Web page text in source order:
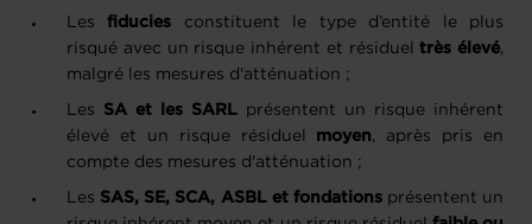
Lesfiducies constituent le type d’entité le plus
risqué avec un risque inhérent et résiduel
très élevé,
malgré les mesures d'atténuation ;
Les SA et les SARL présentent un risque inhérent
élevé et un risque résiduel moyen, après pris en
compte des mesures d'atténuation ;
Les SAS, SE, SCA, ASBL et fondationsprésentent un